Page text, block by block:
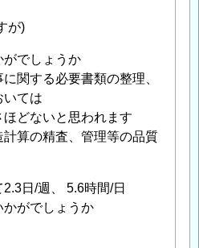
が)
がでしょうか
関する必要書類の整理、
いては
どないと思われます
算の精査、管理等の品質
日/週、 5.6時間/日
かがでしょうか